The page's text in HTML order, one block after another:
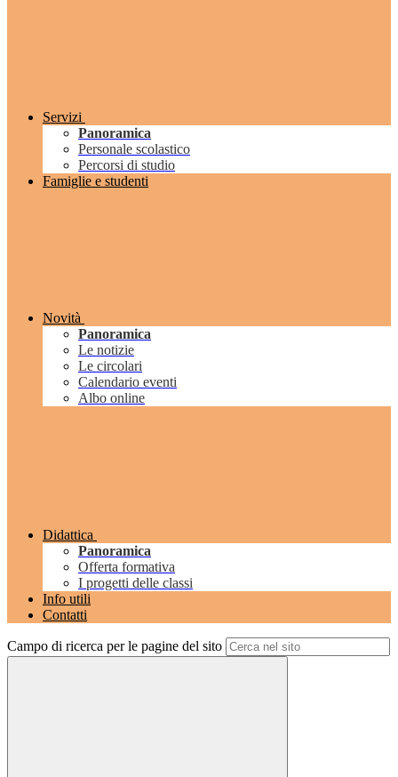
Servizi
Panoramica
Personale scolastico
Percorsi di studio
Famiglie e studenti
Novità
Panoramica
Le notizie
Le circolari
Calendario eventi
Albo online
Didattica
Panoramica
Offerta formativa
I progetti delle classi
Info utili
Contatti
Campo di ricerca per le pagine del sito